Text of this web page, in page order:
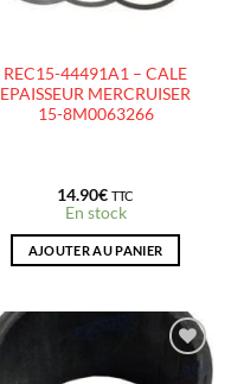
REC15-44491A1 – CALE
EPAISSEUR MERCRUISER
15-8M0063266
14.90€ TTC
En stock
AJOUTER AU PANIER
AJOUTER